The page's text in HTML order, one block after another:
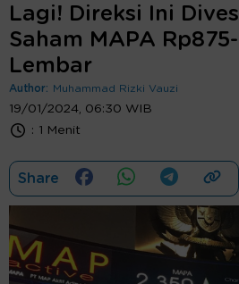
Lagi! Direksi Ini
Saham MAPA
Lembar
Author: Muhammad Rizki Vauzi
19/01/2024, 06:30 WIB
: 1 Menit
Share